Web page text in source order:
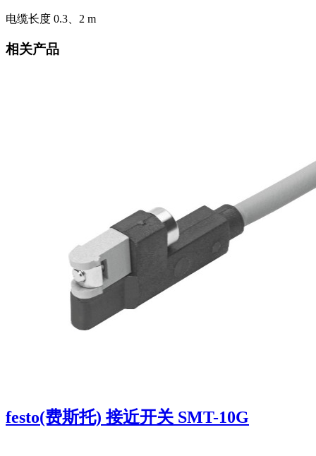
电缆长度 0.3、2 m
相关产品
festo(费斯托) 接近开关 SMT-10G